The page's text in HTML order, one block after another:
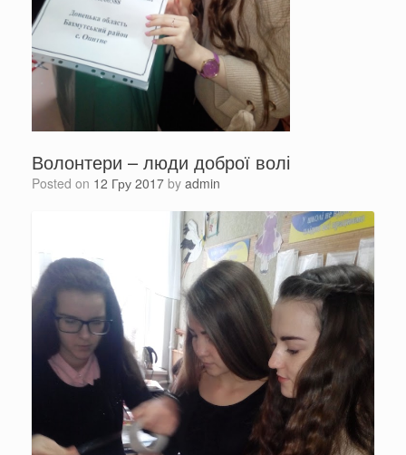
Волонтери – люди доброї волі
Posted on 12 Гру 2017 by admin